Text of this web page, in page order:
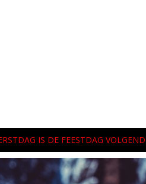
IS DE FEESTDAG